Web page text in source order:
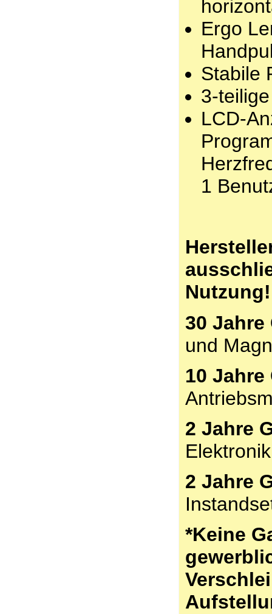
Ergo
Stabile
3-
LCD-
1
Nutzung!
30 Jahre
und
10 Jahre
2 Jahre
2 Jahre
*Keine